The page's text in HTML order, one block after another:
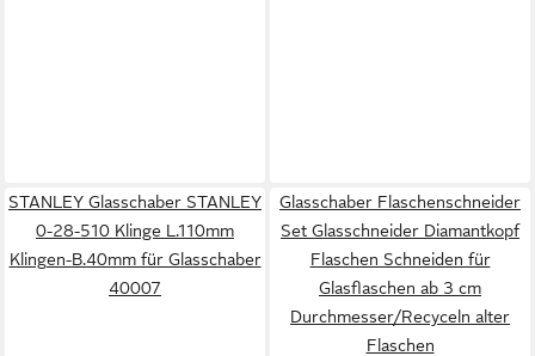
STANLEY Glasschaber STANLEY
0-28-510 Klinge L.110mm
Klingen-B.40mm für Glasschaber
40007
Glasschaber Flaschenschneider
Set Glasschneider Diamantkopf
Flaschen Schneiden für
Glasflaschen ab 3 cm
Durchmesser/Recyceln alter
Flaschen